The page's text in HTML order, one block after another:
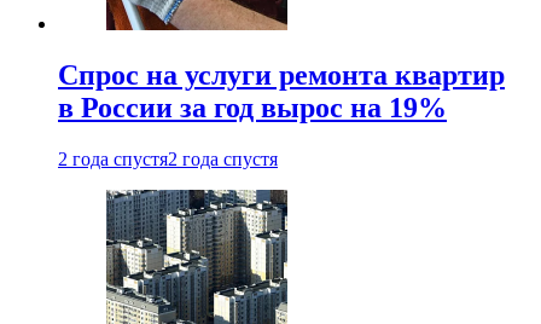
Спрос на услуги ремонта квартир
в России за год вырос на 19%
2 года спустя2 года спустя